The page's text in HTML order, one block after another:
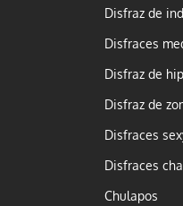
Disfraz de
Disfraces
Disfraz de
Disfraz de
Disfraces
Disfraces
Chulapos